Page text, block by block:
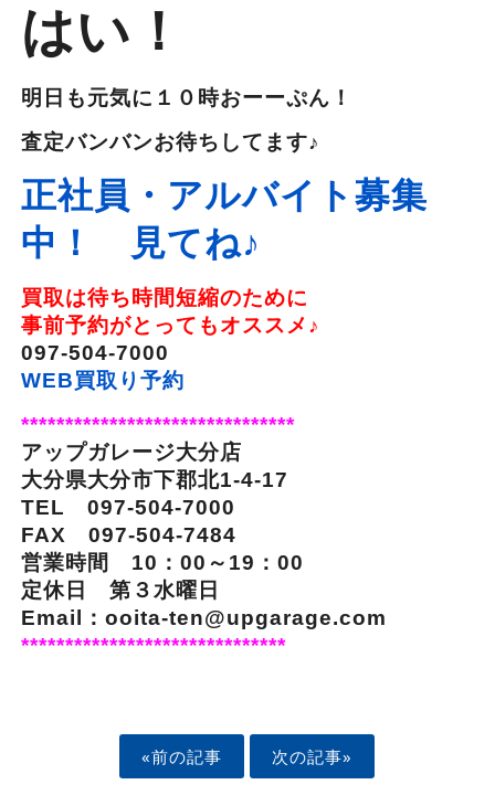
はい！
明日も元気に１０時おーーぷん！
査定バンバンお待ちしてます♪
正社員・アルバイト募集
中！ 見てね♪
買取は待ち時間短縮のために
事前予約がとってもオススメ♪
097-504-7000
WEB買取り予約
*******************************
アップガレージ大分店
大分県大分市下郡北1-4-17
TEL 097-504-7000
FAX 097-504-7484
営業時間 10：00～19：00
定休日 第３水曜日
Email：ooita-ten@upgarage.com
******************************
«前の記事 次の記事»